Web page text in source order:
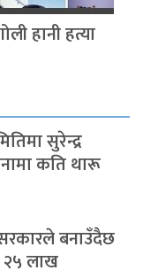
हानी हत्या
सुरेन्द्र
कति थारू
बनाउँदैछ
लाख